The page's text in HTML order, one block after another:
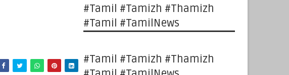
#Tamil #Tamizh #Thamizh
#Tamil #TamilNews
#Tamil #Tamizh #Thamizh